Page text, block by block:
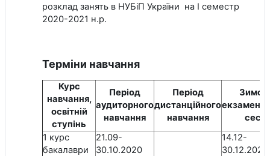
розклад занять в НУБіП України на І семестр
2020-2021 н.р.
Терміни навчання
Курс
навчання,
освітній
ступінь
Період
аудиторного
навчання
Період
дистанційного
навчання
сесія
1 курс
бакалаври
21.09-
30.10.2020
14.12-